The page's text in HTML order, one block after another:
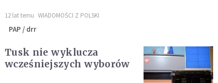
12 lat temu WIADOMOŚCI Z POLSKI
PAP / drr
Tusk nie wyklucza
wcześniejszych wyborów